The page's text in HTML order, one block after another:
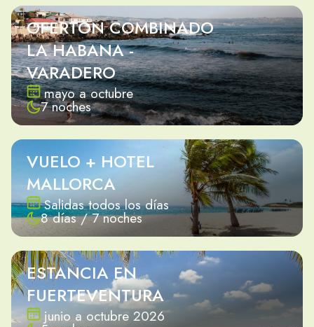
OFERTON COMBINADO
LA HABANA -
VARADERO
mayo a octubre
7 noches
VUELO + HOTEL
MALLORCA
Salidas todos los días
8 días / 7 noches
ESTANCIA EN
FUERTEVENTURA
junio a octubre 2026